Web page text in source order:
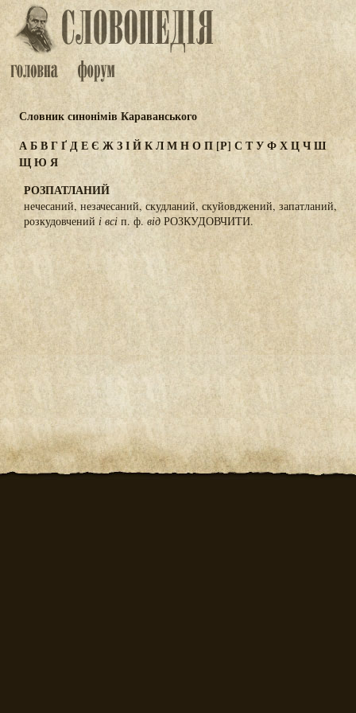
Словник синонімів Караванського
АБВГҐДЕЄ ЖЗІЙКЛМНОП[Р] С ТУФХЦЧШ
ЩЮ Я
РОЗПАТЛАНИЙ
нечесаний, незачесаний, скудланий, скуйовджений, запатланий,
розкудовчений і всі п. ф. від РОЗКУДОВЧИТИ.